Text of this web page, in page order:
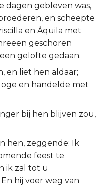
dagen gebleven was,
en scheepte
en Áquila met
geschoren
gelofte gedaan.
en liet hen aldaar;
en handelde met
bij hen blijven zou,
hen, zeggende: Ik
feest te
ik zal tot u
hij voer weg van